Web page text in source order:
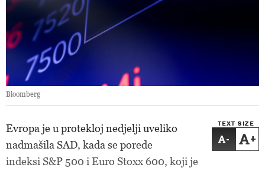
Bloomberg
TEXT SIZE
- +
Evropa je u protekloj nedjelji uveliko
nadmašila SAD, kada se porede
indeksi S&P 500 i Euro Stoxx 600, koji je